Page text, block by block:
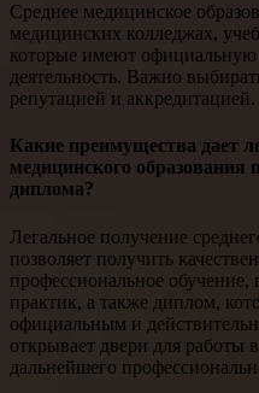
Среднее медицинское
медицинских колледжах,
которые имеют
деятельность. Важно
репутацией и аккредитацией.
Какие преимущества дает
медицинского образования
диплома?
Легальное получение
позволяет получить
профессиональное
практик, а также диплом,
официальным и
открывает двери для работы
дальнейшего